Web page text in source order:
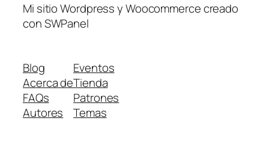
Mi sitio Wordpress y Woocommerce creado
con SWPanel
Blog
Acerca de
FAQs
Autores
Eventos
Tienda
Patrones
Temas